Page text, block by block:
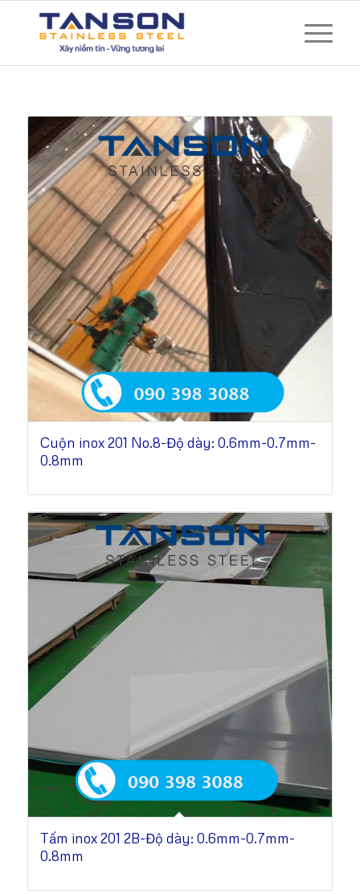
Cuộn inox 201 No.8-Độ dày: 0.6mm-0.7mm-
0.8mm
Tấm inox 201 2B-Độ dày: 0.6mm-0.7mm-
0.8mm